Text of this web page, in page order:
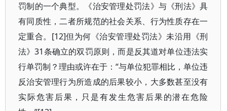
罚制的一个典型。《治安管理处罚法》与《刑法》具
有同质性，二者所规范的社会关系、行为性质存在一
定重合。[12]但为何《治安管理处罚法》未沿用《刑
法》31条确立的双罚原则，而是反其道对单位违法实
行单罚制？理由或许在于：“与单位犯罪相比，单位违
反治安管理行为所造成的后果较小，大多数甚至没有
实际危害后果，只是有发生危害后果的潜在危险